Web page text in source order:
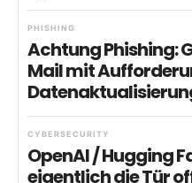
PHISHING
Achtung Phishing:
Mail mit
CYBERSECURITY
OpenAI / Hugging
eigentlich die Tür